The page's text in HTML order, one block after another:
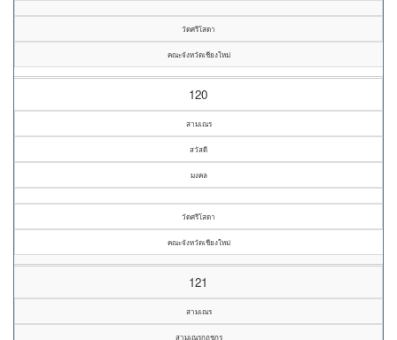
วัดศรีโสดา
คณะจังหวัดเชียงใหม่
120
สามเณร
สวัสดี
มงคล
วัดศรีโสดา
คณะจังหวัดเชียงใหม่
121
สามเณร
สามเณรกฤชกร